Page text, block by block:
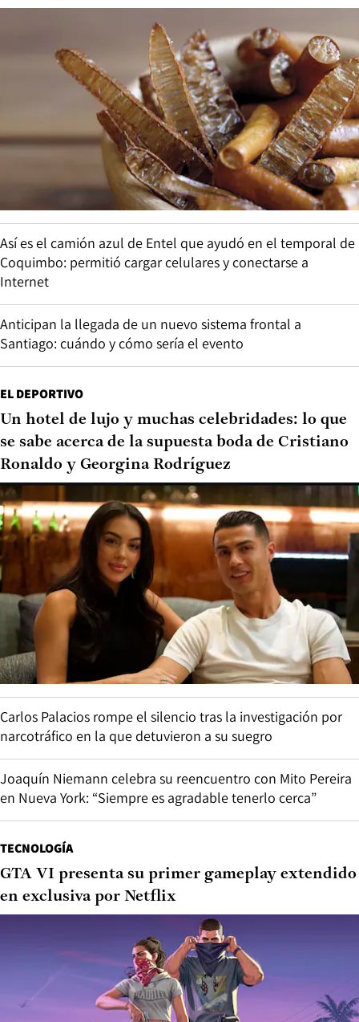
Así es el camión azul de Entel que ayudó en el temporal de
Coquimbo: permitió cargar celulares y conectarse a
Internet
Anticipan la llegada de un nuevo sistema frontal a
Santiago: cuándo y cómo sería el evento
EL DEPORTIVO
Un hotel de lujo y muchas celebridades: lo que
se sabe acerca de la supuesta boda de Cristiano
Ronaldo y Georgina Rodríguez
Carlos Palacios rompe el silencio tras la investigación por
narcotráfico en la que detuvieron a su suegro
Joaquín Niemann celebra su reencuentro con Mito Pereira
en Nueva York: “Siempre es agradable tenerlo cerca”
TECNOLOGÍA
GTA VI presenta su primer gameplay extendido
en exclusiva por Netflix